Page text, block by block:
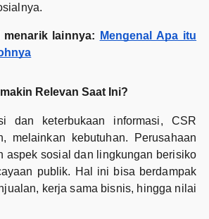
lainnya:
Mengenal Apa itu
Relevan Saat Ini?
dan keterbukaan informasi, CSR
melainkan kebutuhan. Perusahaan
aspek sosial dan lingkungan berisiko
publik. Hal ini bisa berdampak
kerja sama bisnis, hingga nilai